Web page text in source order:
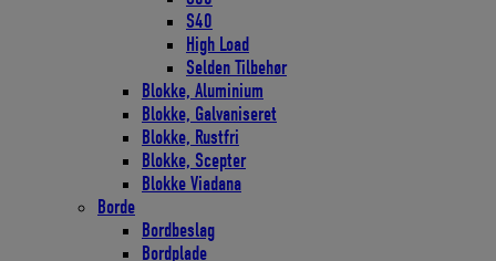
S40
High Load
Selden Tilbehør
Blokke, Aluminium
Blokke, Galvaniseret
Blokke, Rustfri
Blokke, Scepter
Blokke Viadana
Borde
Bordbeslag
Bordplade